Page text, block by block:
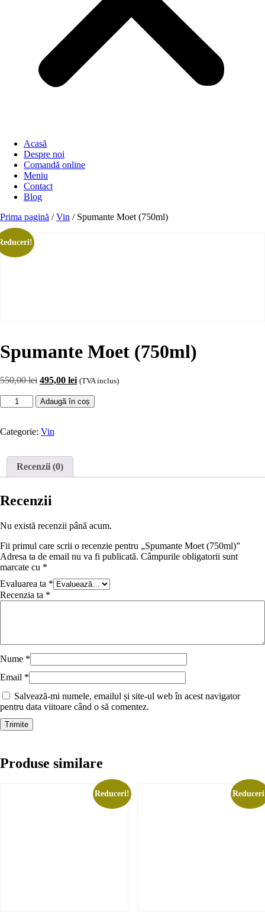
Acasă
Despre noi
Comandă online
Meniu
Contact
Blog
Prima pagină /Vin / Spumante Moet (750ml)
Spumante Moet (750ml)
550,00lei Prețul
a
495,00 leiPrețul
este:
(TVA inclus)
Cantitate
Spumante
(750ml)
Adaugă în coș
Categorie: Vin
Recenzii (0)
Recenzii
Nu există recenzii până acum.
Fii primul care scrii o recenzie pentru „Spumante Moet (750ml)”
Adresa ta de email nu va fi publicată. Câmpurile obligatorii sunt
marcate cu *
Evaluarea ta *
Recenzia ta *
Nume *
Email *
Salvează-mi numele, emailul și site-ul web în acest navigator
pentru data viitoare când o să comentez.
Produse similare
Reduceri!